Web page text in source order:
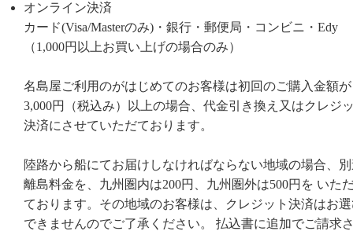
オンライン決済
カード(Visa/Masterのみ)・銀行・郵便局・コンビニ・Edy
（1,000円以上お買い上げの場合のみ）
名島屋ご利用のがはじめてのお客様は初回のご購入金額が
3,000円（税込み）以上の場合、代金引き換え又はクレジ
決済にさせていただております。
陸路から船にてお届けしなければならない地域の場合、
離島料金を、九州圏内は200円、九州圏外は500円を いた
ております。その地域のお客様は、クレジット決済はお
できませんのでご了承ください。 払込書に追加でご請求